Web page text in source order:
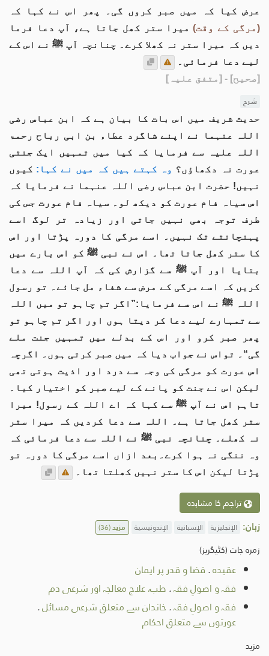
عرض کیا کہ میں صبر کروں گی۔ پھر اس نے کہا کہ
(مرگی کے وقت)میرا ستر کھل جاتا ہے، آپ دعا فرما
دیں کہ میرا ستر نہ کھلا کرے۔ چنانچہ آپ ﷺ نے اس کے
لیے دعا فرمائی۔
[صحیح] - [متفق علیہ]
شرح
حدیث شریف میں اس بات کا بیان ہے کہ ابن عباس رضی
اللہ عنہما نے اپنے شاگرد عطاء بن ابی رباح رحمۃ
اللہ علیہ سے فرمایا کہ کیا میں تمہیں ایک جنتی
عورت نہ دکھاؤں؟ وہ کہتے ہیں کہ میں نے کہا: کیوں
نہیں! حضرت ابن عباس رضی اللہ عنہما نے فرمایا کہ
اس سیاہ فام عورت کو دیکھ لو۔ سیاہ فام عورت جس کی
طرف توجہ بھی نہیں جاتی اور زیادہ تر لوگ اسے
پہنچانتے تک نہیں۔ اسے مرگی کا دورہ پڑتا اور اس
کا ستر کھل جاتا تھا۔ اس نے نبی ﷺ کو اس بارے میں
بتایا اور آپ ﷺ سے گزارش کی کہ آپ اللہ سے دعا
کریں کہ اسے مرگی کے مرض سے شفاء مل جائے۔ تو رسول
اللہ ﷺ نے اس سے فرمایا:”اگر تم چاہو تو میں اللہ
سے تمہارے لیے دعا کر دیتا ہوں اور اگر تم چاہو تو
پھر صبر کرو اور اس کے بدلے میں تمہیں جنت ملے
گی“۔ تواس نے جواب دیا کہ میں صبر کرتی ہوں۔ اگرچہ
اس عورت کو مرگی کی وجہ سے درد اور اذیت ہوتی تھی
لیکن اس نے جنت کو پانے کے لیے صبر کو اختیار کیا۔
تاہم اس نے آپ ﷺ سے کہا کہ اے اللہ کے رسول! میرا
ستر کھل جاتا ہے۔ اللہ سے دعا کردیں کہ میرا ستر
نہ کھلے۔ چنانچہ نبی ﷺ نے اللہ سے دعا فرمائی کہ
وہ ننگی نہ ہوا کرے۔بعد ازاں اسے مرگی کا دورہ تو
پڑتا لیکن اس کا ستر نہیں کھلتا تھا۔
تراجم کا مشاہدہ
زبان: الإنجليزية الإسبانية الإندونيسية مزید(36)
زمرہ جات (کٹیگریز)
عقیدہ. قضا و قدر پر ایمان
فقہ و اصولِ فقہ. طب، علاج معالجہ اور شرعی دم
فقہ و اصولِ فقہ. خاندان سے متعلق شرعی مسائل.
عورتوں سے متعلق احکام
مزید